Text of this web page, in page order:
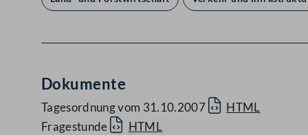
Dokumente
Tagesordnung vom 31.10.2007
HTML
Fragestunde
HTML